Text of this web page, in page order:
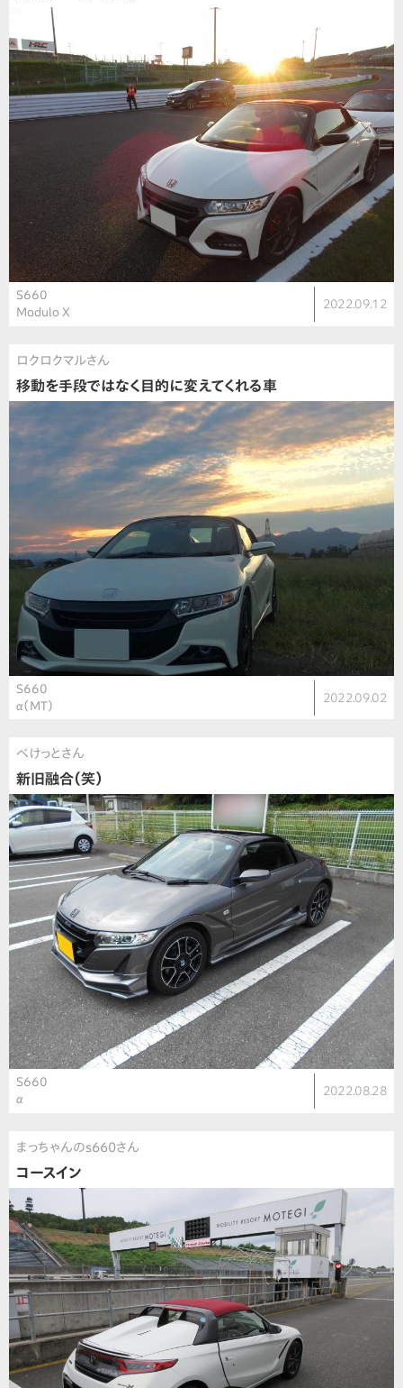
S660
Modulo X
2022.09.12
ロクロクマルさん
移動を手段ではなく目的に変えてくれる車
S660
α（MT）
2022.09.02
べけっとさん
新旧融合（笑）
S660
α
2022.08.28
まっちゃんのs660さん
コースイン